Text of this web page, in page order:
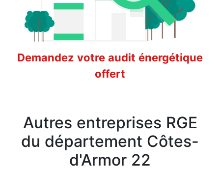
Demandez votre audit énergétique
offert
Autres entreprises RGE
du département Côtes-
d'Armor 22